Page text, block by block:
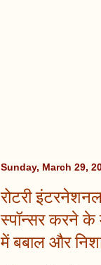
Sunday, March 29,
रोटरी
स्पॉन्सर करने के
में बबाल और